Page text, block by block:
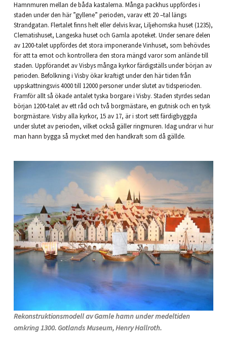
Hamnmuren mellan de båda kastalerna. Många packhus uppfördes i
staden under den här ”gyllene” perioden, varav ett 20 –tal längs
Strandgatan. Flertalet finns helt eller delvis kvar, Liljehornska huset (1235),
Clematishuset, Langeska huset och Gamla apoteket. Under senare delen
av 1200-talet uppfördes det stora imponerande Vinhuset, som behövdes
för att ta emot och kontrollera den stora mängd varor som anlände till
staden. Uppförandet av Visbys många kyrkor färdigställs under början av
perioden. Befolkning i Visby ökar kraftigt under den här tiden från
uppskattningsvis 4000 till 12000 personer under slutet av tidsperioden.
Framför allt så ökade antalet tyska borgare i Visby. Staden styrdes sedan
början 1200-talet av ett råd och två borgmästare, en gutnisk och en tysk
borgmästare. Visby alla kyrkor, 15 av 17, är i stort sett färdigbyggda
under slutet av perioden, vilket också gäller ringmuren. Idag undrar vi hur
man hann bygga så mycket med den handkraft som då gällde.
Rekonstruktionsmodell av Gamle hamn under medeltiden
omkring 1300. Gotlands Museum, Henry Hallroth.